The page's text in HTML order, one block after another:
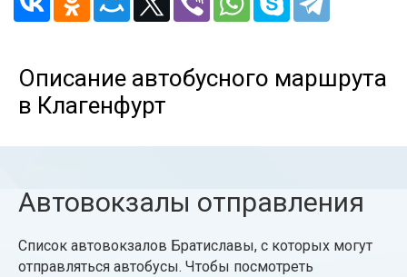
Описание автобусного маршрута
в Клагенфурт
Автовокзалы отправления
Список автовокзалов Братиславы, с которых могут
отправляться автобусы. Чтобы посмотреть